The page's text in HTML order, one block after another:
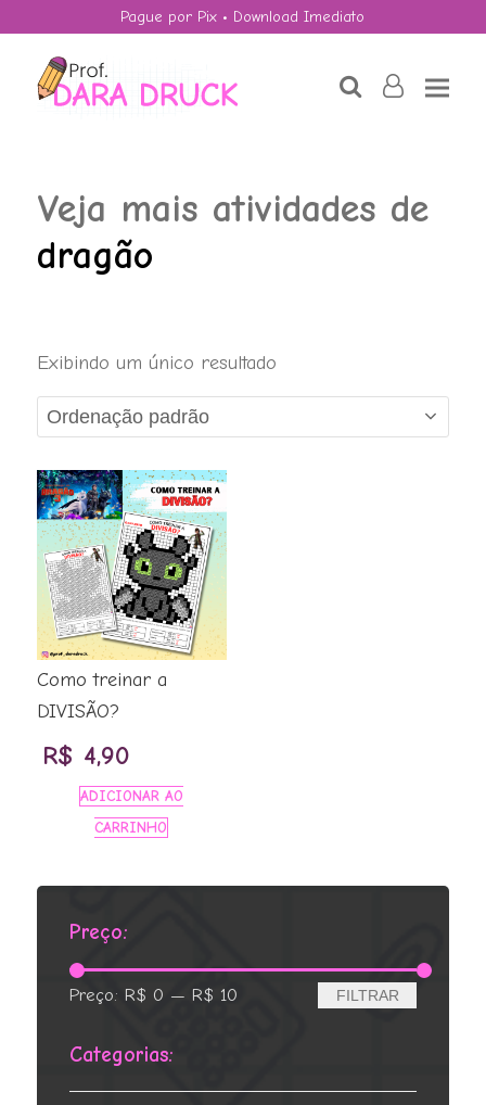
Pague por Pix • Download Imediato
searchuser-
Veja mais atividades de
dragão
Preço:
Preço
Preço
FILTRAR
Preço: R$ 0 — R$ 10
Categorias:
Exibindo um único resultado
Como treinar a
DIVISÃO?
R$ 4,90
ADICIONAR AO
CARRINHO
R$4,50 + ADD